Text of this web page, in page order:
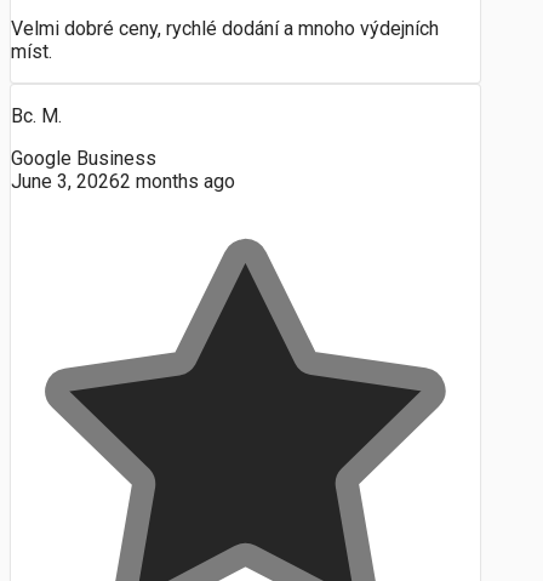
Velmi dobré ceny, rychlé dodání a mnoho výdejních
míst.
Bc. M.
Google Business
June 3, 20262 months ago